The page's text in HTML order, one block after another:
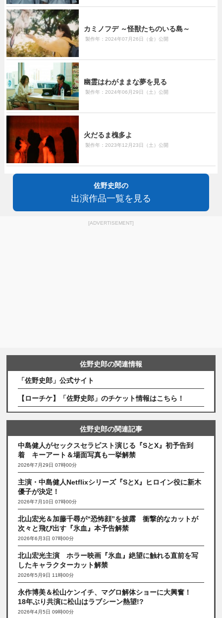
カミノフデ ～怪獣たちのいる島～
製作年：2024年07月26日（金）公開
幽霊はわがままな夢を見る
製作年：2024年06月29日（土）公開
火だるま槐多よ
製作年：2023年12月23日（土）公開
佐野史郎の
出演作品一覧を見る
[ADVERTISEMENT]
佐野史郎の関連情報
「佐野史郎」公式サイト
【ローチケ】「佐野史郎」のチケット情報はこちら！
佐野史郎の関連記事
中島健人がセックスセラピスト演じる『SとX』初予告到
着 キーアート＆場面写真も一挙解禁
2026年7月29日 07時00分
主演・中島健人Netflixシリーズ『SとX』ヒロイン役に新木
優子が決定！
2026年7月10日 07時00分
北山宏光＆加藤千尋が“恐怖顔”を披露 衝撃的なカットが
次々と飛び出す『氷血』本予告解禁
2026年6月3日 07時00分
北山宏光主演 ホラー映画『氷血』絶望に触れる直前を写
したキャラクターカット解禁
2026年5月9日 11時00分
永作博美＆松山ケンイチ、マグロ解体ショーに大興奮！
18年ぶり共演に松山はラブシーン熱望!?
2026年4月5日 09時00分